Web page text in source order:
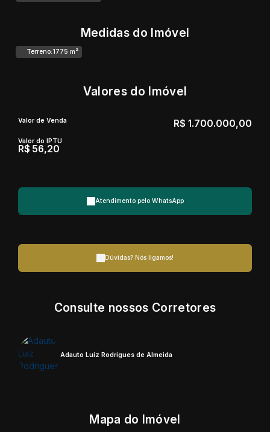
Medidas do Imóvel
Terreno:1775 m²
Valores do Imóvel
R$ 1.700.000,00
Valor de Venda
Valor do IPTU
R$ 56,20
Atendimento pelo WhatsApp
Dúvidas? Nós ligamos!
Consulte nossos Corretores
Adauto Luiz Rodrigues de Almeida
Mapa do Imóvel